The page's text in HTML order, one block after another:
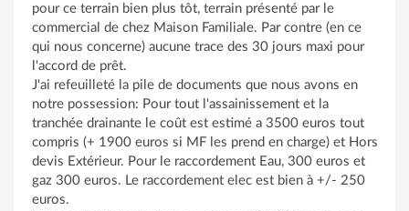
pour ce terrain bien plus tôt, terrain présenté par le
commercial de chez Maison Familiale. Par contre (en ce
qui nous concerne) aucune trace des 30 jours maxi pour
l'accord de prêt.
J'ai refeuilleté la pile de documents que nous avons en
notre possession: Pour tout l'assainissement et la
tranchée drainante le coût est estimé a 3500 euros tout
compris (+ 1900 euros si MF les prend en charge) et Hors
devis Extérieur. Pour le raccordement Eau, 300 euros et
gaz 300 euros. Le raccordement elec est bien à +/- 250
euros.